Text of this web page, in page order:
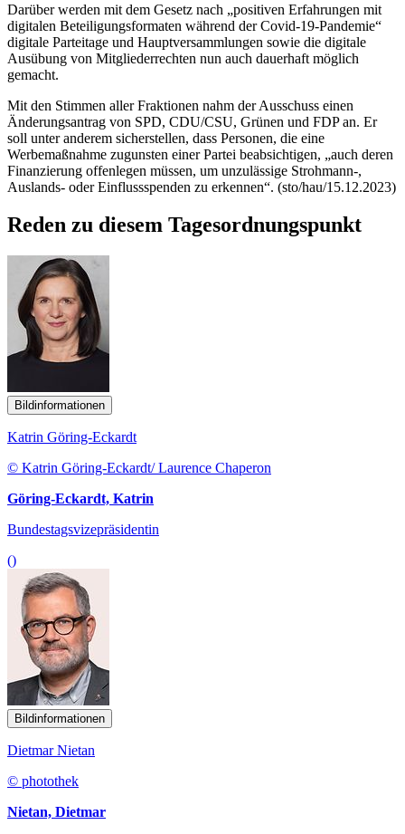
Darüber werden mit dem Gesetz nach „positiven Erfahrungen mit
digitalen Beteiligungsformaten während der Covid-19-Pandemie“
digitale Parteitage und Hauptversammlungen sowie die digitale
Ausübung von Mitgliederrechten nun auch dauerhaft möglich
gemacht.
Mit den Stimmen aller Fraktionen nahm der Ausschuss einen
Änderungsantrag von SPD, CDU/CSU, Grünen und FDP an. Er
soll unter anderem sicherstellen, dass Personen, die eine
Werbemaßnahme zugunsten einer Partei beabsichtigen, „auch deren
Finanzierung offenlegen müssen, um unzulässige Strohmann-,
Auslands- oder Einflussspenden zu erkennen“. (sto/hau/15.12.2023)
Reden zu diesem Tagesordnungspunkt
Bildinformationen
Katrin Göring-Eckardt
© Katrin Göring-Eckardt/ Laurence Chaperon
Göring-Eckardt, Katrin
Bundestagsvizepräsidentin
()
Bildinformationen
Dietmar Nietan
© photothek
Nietan, Dietmar